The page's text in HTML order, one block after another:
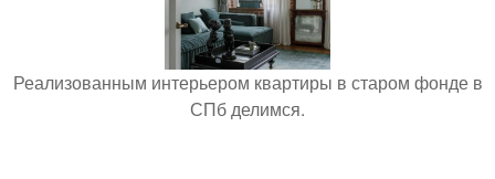
Реализованным интерьером квартиры в старом фонде в
СПб делимся.